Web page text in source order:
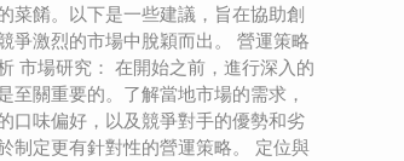
菜餚。以下是一些建議，旨在協助創
爭激烈的市場中脫穎而出。 營運策略
市場研究： 在開始之前，進行深入的
至關重要的。了解當地市場的需求，
口味偏好，以及競爭對手的優勢和劣
制定更有針對性的營運策略。 定位與